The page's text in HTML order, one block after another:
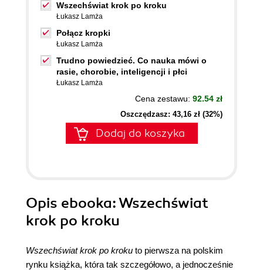
Wszechświat krok po kroku
Łukasz Lamża
Połącz kropki
Łukasz Lamża
Trudno powiedzieć. Co nauka mówi o
rasie, chorobie, inteligencji i płci
Łukasz Lamża
Cena zestawu: 92.54 zł
Oszczędzasz: 43,16 zł (32%)
Dodaj do koszyka
Opis ebooka: Wszechświat
krok po kroku
Wszechświat krok po kroku to pierwsza na polskim
rynku książka, która tak szczegółowo, a jednocześnie